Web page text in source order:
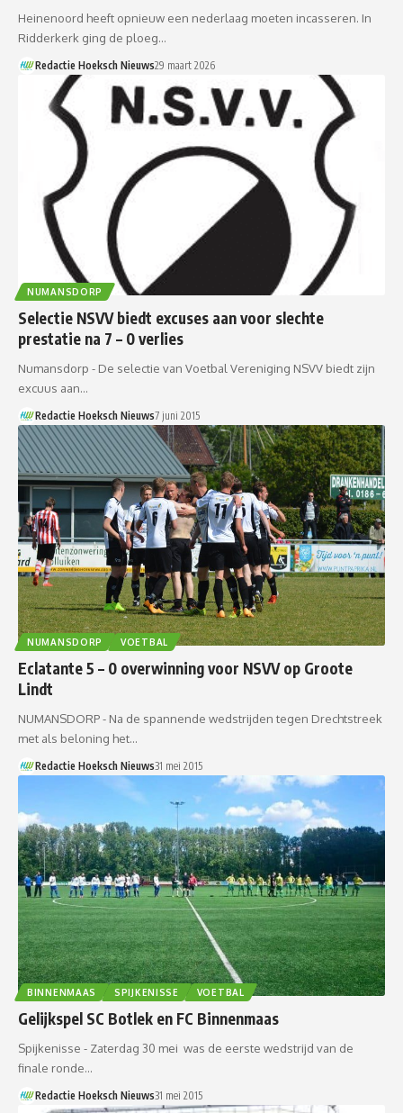
Heinenoord heeft opnieuw een nederlaag moeten incasseren. In
Ridderkerk ging de ploeg…
Redactie Hoeksch Nieuws29 maart 2026
NUMANSDORP
Selectie NSVV biedt excuses aan voor slechte
prestatie na 7 – 0 verlies
Numansdorp - De selectie van Voetbal Vereniging NSVV biedt zijn
excuus aan…
Redactie Hoeksch Nieuws7 juni 2015
NUMANSDORP VOETBAL
Eclatante 5 – 0 overwinning voor NSVV op Groote
Lindt
NUMANSDORP - Na de spannende wedstrijden tegen Drechtstreek
met als beloning het…
Redactie Hoeksch Nieuws31 mei 2015
BINNENMAAS SPIJKENISSE VOETBAL
Gelijkspel SC Botlek en FC Binnenmaas
Spijkenisse - Zaterdag 30 mei was de eerste wedstrijd van de
finale ronde…
Redactie Hoeksch Nieuws31 mei 2015